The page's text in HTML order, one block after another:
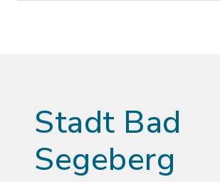
Stadt Bad
Segeberg